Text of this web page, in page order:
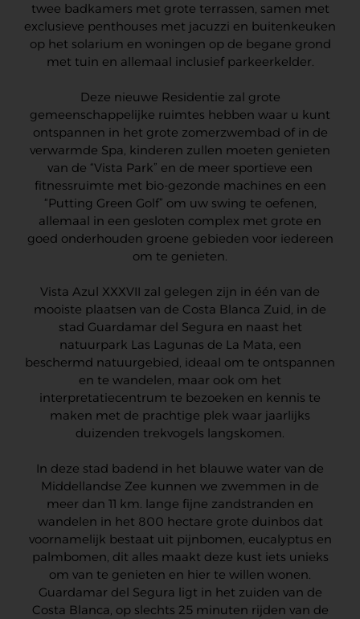
twee badkamers met grote terrassen, samen met
exclusieve penthouses met jacuzzi en buitenkeuken
op het solarium en woningen op de begane grond
met tuin en allemaal inclusief parkeerkelder.
Deze nieuwe Residentie zal grote
gemeenschappelijke ruimtes hebben waar u kunt
ontspannen in het grote zomerzwembad of in de
verwarmde Spa, kinderen zullen moeten genieten
van de “Vista Park” en de meer sportieve een
fitnessruimte met bio-gezonde machines en een
“Putting Green Golf” om uw swing te oefenen,
allemaal in een gesloten complex met grote en
goed onderhouden groene gebieden voor iedereen
om te genieten.
Vista Azul XXXVII zal gelegen zijn in één van de
mooiste plaatsen van de Costa Blanca Zuid, in de
stad Guardamar del Segura en naast het
natuurpark Las Lagunas de La Mata, een
beschermd natuurgebied, ideaal om te ontspannen
en te wandelen, maar ook om het
interpretatiecentrum te bezoeken en kennis te
maken met de prachtige plek waar jaarlijks
duizenden trekvogels langskomen.
In deze stad badend in het blauwe water van de
Middellandse Zee kunnen we zwemmen in de
meer dan 11 km. lange fijne zandstranden en
wandelen in het 800 hectare grote duinbos dat
voornamelijk bestaat uit pijnbomen, eucalyptus en
palmbomen, dit alles maakt deze kust iets unieks
om van te genieten en hier te willen wonen.
Guardamar del Segura ligt in het zuiden van de
Costa Blanca, op slechts 25 minuten rijden van de